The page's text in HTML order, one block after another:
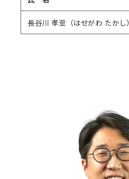
長谷川 孝至（はせがわ たかし）